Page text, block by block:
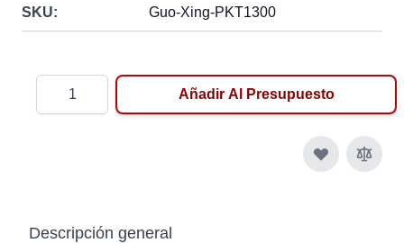
SKU: Guo-Xing-PKT1300
Añadir Al Presupuesto
Descripción general